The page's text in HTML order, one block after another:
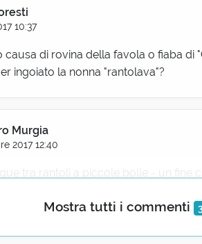
Mostra tutti i commenti 3
10:37
causa di rovina della favola o fiaba di
ingoiato la nonna "rantolava"?
Murgia
2017 12:40